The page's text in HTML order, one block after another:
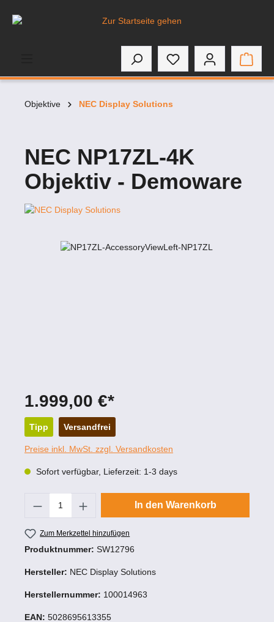
springen
Objektive NEC Display Solutions
NEC NP17ZL-4K
Objektiv - Demoware
1.999,00 €*
Tipp Versandfrei
Preise inkl. MwSt. zzgl. Versandkosten
Sofort verfügbar, Lieferzeit: 1-3 days
Produkt Anzahl: Gib den gewünschten
In den Warenkorb
Zum Merkzettel hinzufügen
Produktnummer: SW12796
Hersteller: NEC Display Solutions
Herstellernummer: 100014963
EAN: 5028695613355